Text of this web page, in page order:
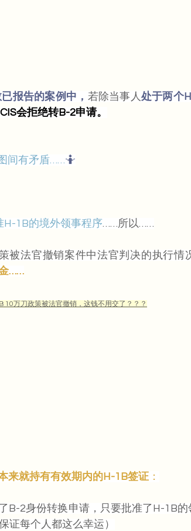
报告的案例中， 若除当事人处于两个
会拒绝转B-2申请。
间有矛盾……🤷
H-1B的境外领事程序……所以……
被法官撤销案件中法官判决的执行情
……
10万刀政策被法官撤销，这钱不用交了？？？
来就持有有效期内的H-1B签证 ：
B-2身份转换申请，只要批准了H-1B的
证每个人都这么幸运）